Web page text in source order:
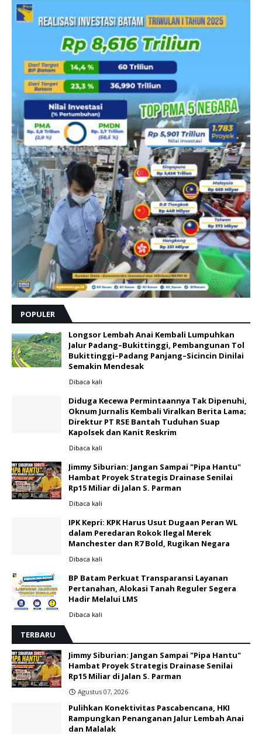
POPULER
Longsor Lembah Anai Kembali Lumpuhkan
Jalur Padang–Bukittinggi, Pembangunan Tol
Bukittinggi–Padang Panjang–Sicincin Dinilai
Semakin Mendesak
Dibaca kali
Diduga Kecewa Permintaannya Tak Dipenuhi,
Oknum Jurnalis Kembali Viralkan Berita Lama;
Direktur PT RSE Bantah Tuduhan Suap
Kapolsek dan Kanit Reskrim
Dibaca kali
Jimmy Siburian: Jangan Sampai "Pipa Hantu"
Hambat Proyek Strategis Drainase Senilai
Rp15 Miliar di Jalan S. Parman
Dibaca kali
IPK Kepri: KPK Harus Usut Dugaan Peran WL
dalam Peredaran Rokok Ilegal Merek
Manchester dan R7 Bold, Rugikan Negara
Dibaca kali
BP Batam Perkuat Transparansi Layanan
Pertanahan, Alokasi Tanah Reguler Segera
Hadir Melalui LMS
Dibaca kali
TERBARU
Jimmy Siburian: Jangan Sampai "Pipa Hantu"
Hambat Proyek Strategis Drainase Senilai
Rp15 Miliar di Jalan S. Parman
Agustus 07, 2026
Pulihkan Konektivitas Pascabencana, HKI
Rampungkan Penanganan Jalur Lembah Anai
dan Malalak